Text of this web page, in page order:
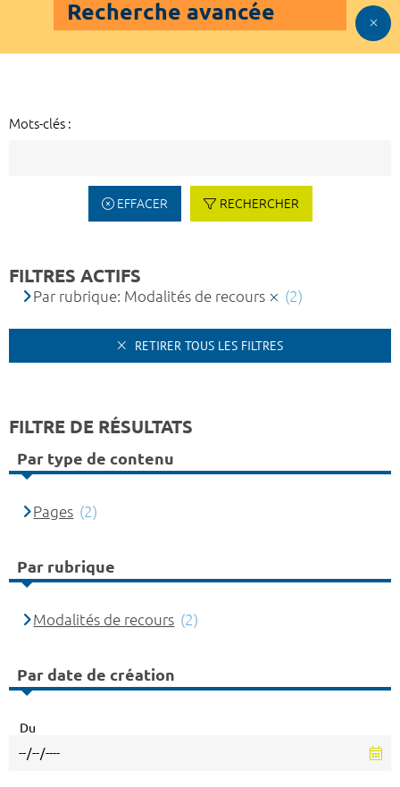
Recherche avancée
Mots-clés :
EFFACER RECHERCHER
FILTRES ACTIFS
Par rubrique: Modalités de recours (2)
RETIRER TOUS LES FILTRES
FILTRE DE RÉSULTATS
Par type de contenu
Pages (2)
Par rubrique
Modalités de recours (2)
Par date de création
Du